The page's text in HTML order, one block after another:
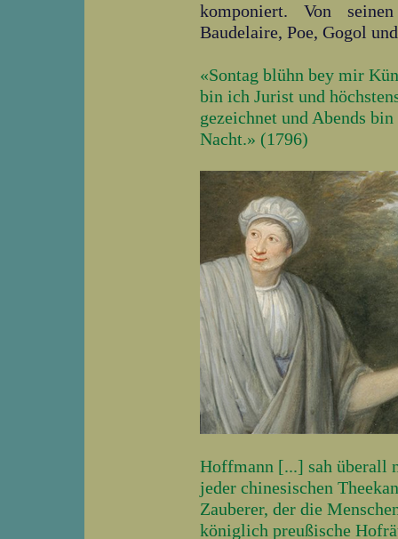
komponiert. Von
Baudelaire, Poe, Gogol
«Sontag blühn bey mir
bin ich Jurist und
gezeichnet und Abends
Nacht.» (1796)
Hoffmann [...] sah überall
jeder chinesischen
Zauberer, der die
königlich preußische